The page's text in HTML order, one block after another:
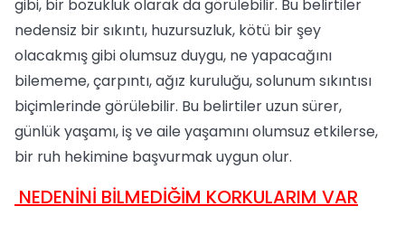
gibi, bir bozukluk olarak da görülebilir. Bu belirtiler
nedensiz bir sıkıntı, huzursuzluk, kötü bir şey
olacakmış gibi olumsuz duygu, ne yapacağını
bilememe, çarpıntı, ağız kuruluğu, solunum sıkıntısı
biçimlerinde görülebilir. Bu belirtiler uzun sürer,
günlük yaşamı, iş ve aile yaşamını olumsuz etkilerse,
bir ruh hekimine başvurmak uygun olur.
NEDENİNİ BİLMEDİĞİM KORKULARIM VAR